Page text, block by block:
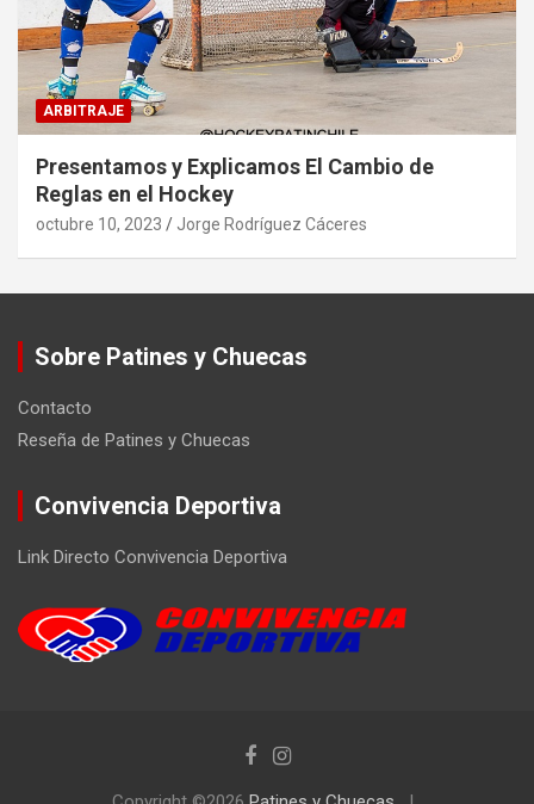
ARBITRAJE
Presentamos y Explicamos El Cambio de
Reglas en el Hockey
octubre 10, 2023 Jorge Rodríguez Cáceres
Sobre Patines y Chuecas
Contacto
Reseña de Patines y Chuecas
Convivencia Deportiva
Link Directo Convivencia Deportiva